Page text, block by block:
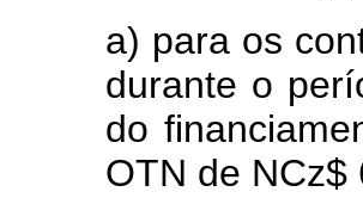
a) para os
durante o
do
OTN de NCz$